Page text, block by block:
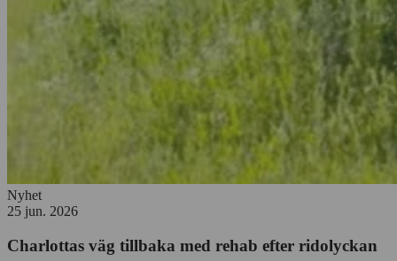
Nyhet
25 jun. 2026
Charlottas väg tillbaka med rehab efter ridolyckan